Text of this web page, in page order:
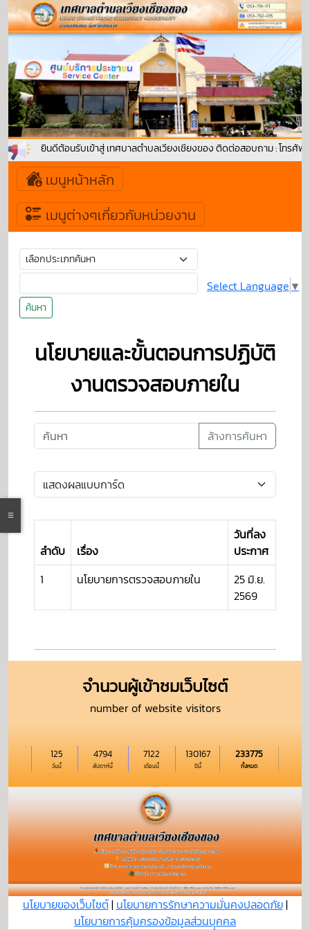
ยินดีต้อนรับเข้าสู่ เทศบาลตำบลเวียงเชียงของ ติดต่อสอบถาม : โทรศัพ
เมนูหน้าหลัก
เมนูต่างๆเกี่ยวกับหน่วยงาน
ค้นหา
Select Language ▼
นโยบายและขั้นตอนการปฏิบัติ
งานตรวจสอบภายใน
ล้างการค้นหา
ลำดับ เรื่อง
วันที่ลง
ประกาศ
1
นโยบายการตรวจสอบภายใน
25 มิ.ย.
2569
จำนวนผู้เข้าชมเว็บไซต์
number of website visitors
วันนี้
125
สัปดาห์นี้
4794
เดือนนี้
7122
ปีนี้
130167
ทั้งหมด
233775
นโยบายของเว็บไซต์| นโยบายการรักษาความมั่นคงปลอดภัย|
นโยบายการคุ้มครองข้อมูลส่วนบุุคคล